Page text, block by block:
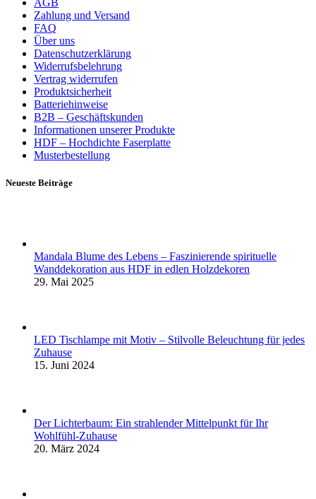
AGB
Zahlung und Versand
FAQ
Über uns
Datenschutzerklärung
Widerrufsbelehrung
Vertrag widerrufen
Produktsicherheit
Batteriehinweise
B2B – Geschäftskunden
Informationen unserer Produkte
HDF – Hochdichte Faserplatte
Musterbestellung
Neueste Beiträge
Mandala Blume des Lebens – Faszinierende spirituelle
Wanddekoration aus HDF in edlen Holzdekoren
29. Mai 2025
LED Tischlampe mit Motiv – Stilvolle Beleuchtung für jedes
Zuhause
15. Juni 2024
Der Lichterbaum: Ein strahlender Mittelpunkt für Ihr
Wohlfühl-Zuhause
20. März 2024